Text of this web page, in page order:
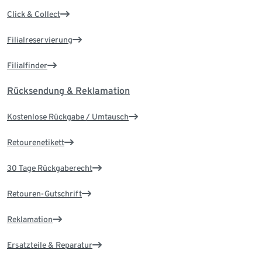
Click & Collect
Filialreservierung
Filialfinder
Rücksendung & Reklamation
Kostenlose Rückgabe / Umtausch
Retourenetikett
30 Tage Rückgaberecht
Retouren-Gutschrift
Reklamation
Ersatzteile & Reparatur